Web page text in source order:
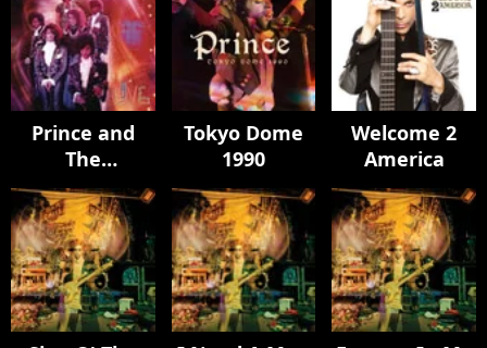
Prince and
The
Revolution:
Live (2022
Remaster)
Tokyo Dome
1990
Welcome 2
America